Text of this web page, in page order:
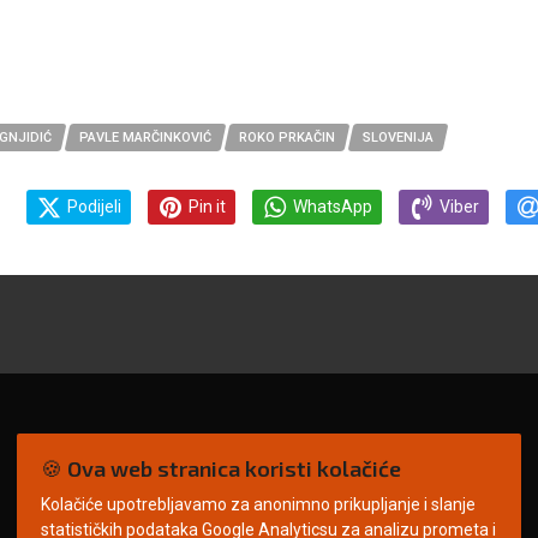
PAVLE MARČINKOVIĆ ROKO PRKAČIN SLOVENIJA
Podijeli Pin it WhatsApp Viber
🍪 Ova web stranica koristi kolačiće
Kolačiće upotrebljavamo za anonimno prikupljanje i slanje
statističkih podataka Google Analyticsu za analizu prometa i